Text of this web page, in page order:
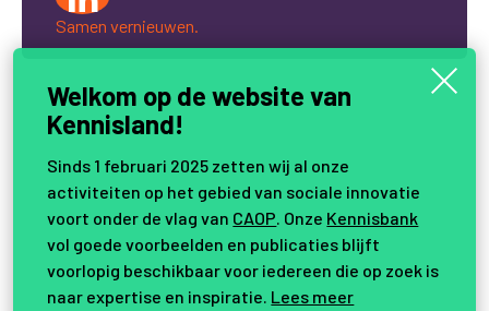
Samen vernieuwen.
Welkom op de website van
Kennisland!
Sinds 1 februari 2025 zetten wij al onze
activiteiten op het gebied van sociale innovatie
voort onder de vlag van CAOP . Onze Kennisbank
vol goede voorbeelden en publicaties blijft
voorlopig beschikbaar voor iedereen die op zoek is
naar expertise en inspiratie. Lees meer